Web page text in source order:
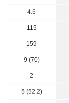
4.5
115
159
9 (70)
2
5 (52.2)